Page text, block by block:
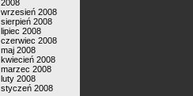
2008
wrzesień 2008
sierpień 2008
lipiec 2008
czerwiec 2008
maj 2008
kwiecień 2008
marzec 2008
luty 2008
styczeń 2008